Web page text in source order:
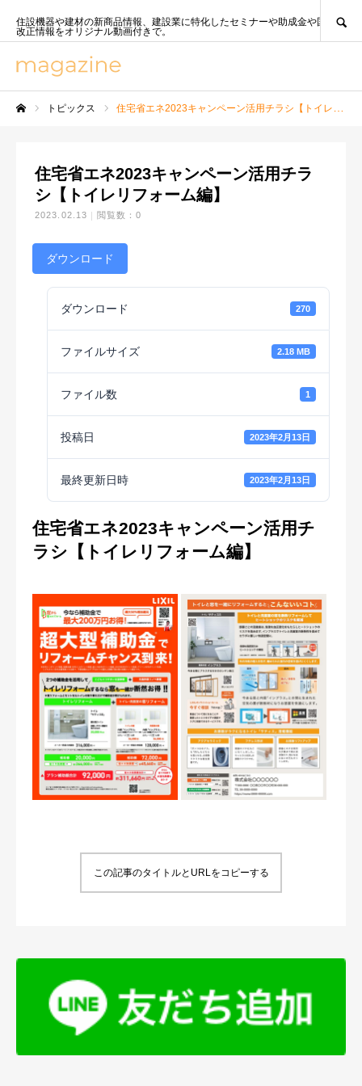
住設機器や建材の新商品情報、建設業に特化したセミナーや助成金や国策、法
改正情報をオリジナル動画付きで。
トピックス 住宅省エネ2023キャンペーン活用チラシ【トイレリフォーム編】
住宅省エネ2023キャンペーン活用チラ
シ【トイレリフォーム編】
2023.02.13 閲覧数：0
ダウンロード
ダウンロード 270
ファイルサイズ 2.18 MB
ファイル数 1
投稿日 2023年2月13日
最終更新日時 2023年2月13日
住宅省エネ2023キャンペーン活用チ
ラシ【トイレリフォーム編】
この記事のタイトルとURLをコピーする